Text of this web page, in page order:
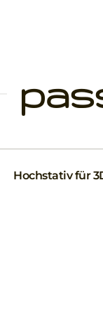
Hochstativ für